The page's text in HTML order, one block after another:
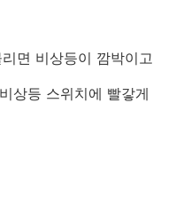
면 비상등이 깜박이고
상등 스위치에 빨갛게